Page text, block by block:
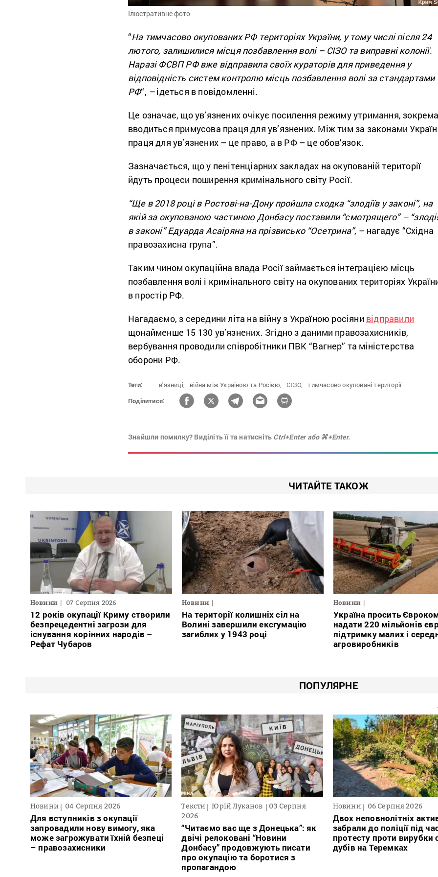
Ілюстративне фото
“На тимчасово окупованих РФ територіях України, у тому числі після 24
лютого, залишилися місця позбавлення волі – СІЗО та виправні колонії.
Наразі ФСВП РФ вже відправила своїх кураторів для приведення у
відповідність систем контролю місць позбавлення волі за стандартами
РФ“, –ідеться в повідомленні.
Це означає, що ув’язнених очікує посилення режиму утримання,
вводиться примусова праця для ув’язнених. Між тим за законами
праця для ув’язнених – це право, а в РФ – це обов’язок.
Зазначається, що у пенітенціарних закладах на окупованій території
йдуть процеси поширення кримінального світу Росії.
“Ще в 2018 році в Ростові-на-Дону пройшла сходка “злодіїв у законі”, на
якій за окупованою частиною Донбасу поставили “смотрящего” –
в законі” Едуарда Асаіряна на прізвисько “Осетрина”, – нагадує “Східна
правозахисна група”.
Таким чином окупаційна влада Росії займається інтеграцією місць
позбавлення волі і кримінального світу на окупованих територіях
в простір РФ.
Нагадаємо, з середини літа на війну з Україною росіяни відправили
щонайменше 15 130 ув’язнених. Згідно з даними правозахисників,
вербування проводили співробітники ПВК “Вагнер” та міністерства
оборони РФ.
Теги: в'язниці, війна між Україною та Росією, СІЗО,
тимчасово окуповані території
Поділитися:
Знайшли помилку? Виділіть її та натисніть Ctrl+Enter або ⌘+Enter.
ЧИТАЙТЕ ТАКОЖ
Новини 07 Серпня 2026
12 років окупації Криму створили
безпрецедентні загрози для
існування корінних народів –
Рефат Чубаров
Новини
На території колишніх сіл на
Волині завершили ексгумацію
загиблих у 1943 році
Новини
Україна просить
надати 220 мільйонів
підтримку малих і
агровиробників
ПОПУЛЯРНЕ
Новини 04 Серпня 2026
Для вступників з окупації
запровадили нову вимогу, яка
може загрожувати їхній безпеці
– правозахисники
Тексти Юрій Луканов
03 Серпня
2026
“Читаємо вас ще з Донецька”: як
двічі релоковані “Новини
Донбасу” продовжують писати
про окупацію та боротися з
пропагандою
Новини 06 Серпня 2026
Двох неповнолітніх
забрали до поліції під
протесту проти вирубки
дубів на Теремках